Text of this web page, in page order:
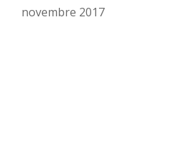
novembre 2017